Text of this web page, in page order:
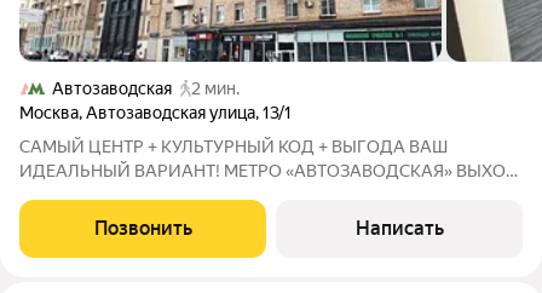
Автозаводская
2 мин.
Москва,Автозаводская улица,13/1
САМЫЙ ЦЕНТР + КУЛЬТУРНЫЙ КОД + ВЫГОДА ВАШ
ИДЕАЛЬНЫЙ ВАРИАНТ! МЕТРО «АВТОЗАВОДСКАЯ» ВЫХОД
выходных. Ваши клиенты уже идут мимо, осталось только
Позвонить Написать